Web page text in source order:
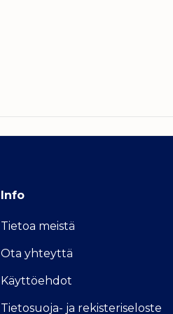
Info
Tietoa meistä
Ota yhteyttä
Käyttöehdot
Tietosuoja- ja rekisteriseloste